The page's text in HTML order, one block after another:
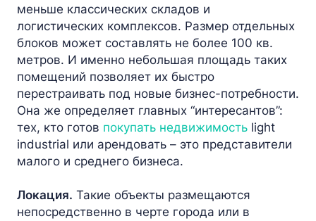
меньше классических складов и
логистических комплексов. Размер отдельных
блоков может составлять не более 100 кв.
метров. И именно небольшая площадь таких
помещений позволяет их быстро
перестраивать под новые бизнес-потребности.
Она же определяет главных “интересантов”:
тех, кто готов покупать недвижимость light
industrial или арендовать – это представители
малого и среднего бизнеса.
Локация. Такие объекты размещаются
непосредственно в черте города или в